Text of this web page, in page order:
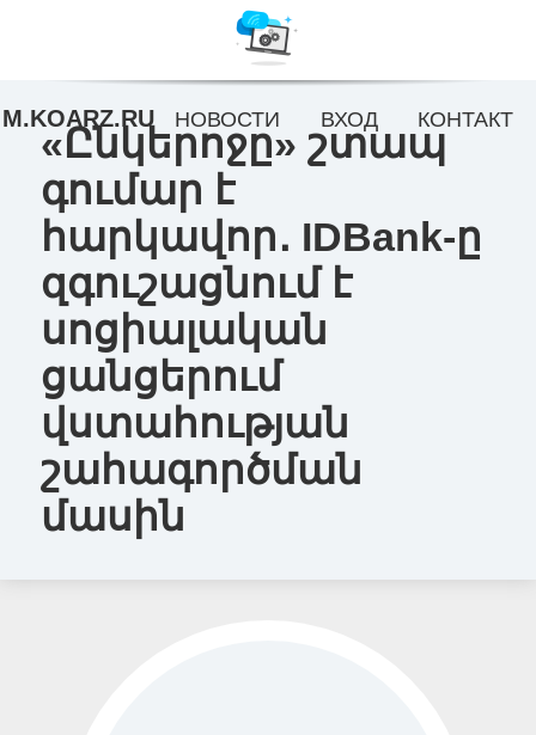
«Ընկերոջը» շտապ
գումար է
հարկավոր․ IDBank-ը
զգուշացնում է
սոցիալական
ցանցերում
վստահության
շահագործման
մասին
M.KOARZ.RU НОВОСТИ ВХОД КОНТАКТ